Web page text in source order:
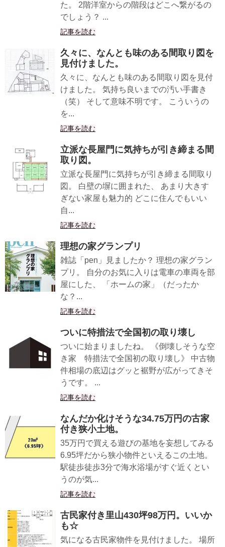
た。 2階洋室からの階段はどこへ繋がるの
でしょう？ ...
記事を読む
久々に、なんとも味のある間取り図を
見付けました。
久々に、なんとも味のある間取り図を見付
けました。 気持ち良いまでの汚い手書き
（笑） そして意味不明です。 こういうの
を...
記事を読む
立派な長屋門に気持ちが引き締まる間
取り図。
立派な長屋門に気持ちが引き締まる間取り
図。 白壁の塀に囲まれた、 あまり大きす
ぎない家屋も魅力的 どこに住んでもいい
自...
記事を読む
理想の家グランプリ
雑誌「pen」見ましたか？ 理想の家グラン
プリ。 自分のお気に入りは電車の車両を部
屋にした、 「ホームの家」（だったか
な？...
記事を読む
ついに特措法で全国初の取り壊し
ついに始まりましたね。 《倒壊しそうな空
き家 特措法で全国初の取り壊し》 中古物
件相場の底辺はグッと裾野が広がってきそ
うです。 ...
記事を読む
なんだか化けそうな34.75万円の古家
付き狭小土地。
35万円で買える遊びの基地を妄想してみる
6.95坪だから狭小物件といえるこの土地。
駅徒歩徒歩3分で海水浴場がすぐ近くとい
うのが気...
記事を読む
古民家付き里山430坪98万円。いいか
も☆
気になる古民家物件を見付けました。 場所